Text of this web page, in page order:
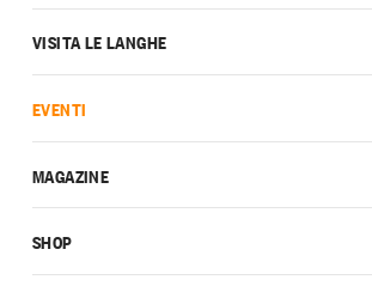
VISITA LE LANGHE
EVENTI
MAGAZINE
SHOP